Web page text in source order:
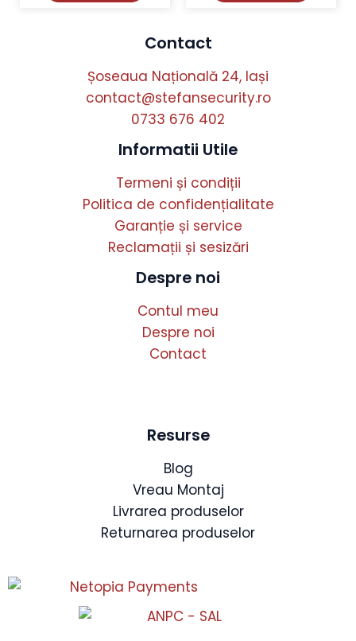
Contact
Șoseaua Națională 24, Iași
contact@stefansecurity.ro
0733 676 402
Informatii Utile
Termeni și condiții
Politica de confidențialitate
Garanție și service
Reclamații și sesizări
Despre noi
Contul meu
Despre noi
Contact
Resurse
Blog
Vreau Montaj
Livrarea produselor
Returnarea produselor